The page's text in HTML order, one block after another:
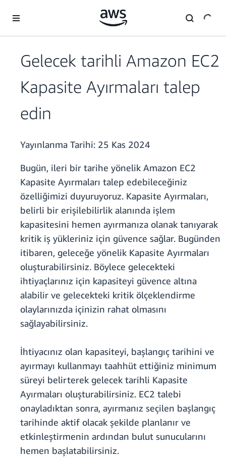
Gelecek tarihli Amazon EC2
Kapasite Ayırmaları talep
edin
Yayınlanma Tarihi: 25 Kas 2024
Bugün, ileri bir tarihe yönelik Amazon EC2
Kapasite Ayırmaları talep edebileceğiniz
özelliğimizi duyuruyoruz. Kapasite Ayırmaları,
belirli bir erişilebilirlik alanında işlem
kapasitesini hemen ayırmanıza olanak tanıyarak
kritik iş yükleriniz için güvence sağlar. Bugünden
itibaren, geleceğe yönelik Kapasite Ayırmaları
oluşturabilirsiniz. Böylece gelecekteki
ihtiyaçlarınız için kapasiteyi güvence altına
alabilir ve gelecekteki kritik ölçeklendirme
olaylarınızda içinizin rahat olmasını
sağlayabilirsiniz.
İhtiyacınız olan kapasiteyi, başlangıç tarihini ve
ayırmayı kullanmayı taahhüt ettiğiniz minimum
süreyi belirterek gelecek tarihli Kapasite
Ayırmaları oluşturabilirsiniz. EC2 talebi
onayladıktan sonra, ayırmanız seçilen başlangıç
tarihinde aktif olacak şekilde planlanır ve
etkinleştirmenin ardından bulut sunucularını
hemen başlatabilirsiniz.